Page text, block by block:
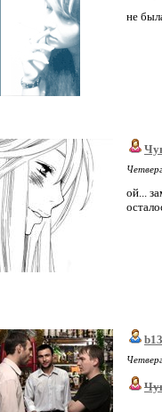
не
ой...
b13